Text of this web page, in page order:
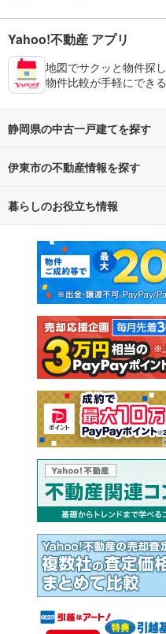
Yahoo!不動産 アプリ
地図でサクッと物件探し
物件比較が手軽にできる
静岡県の中古一戸建てを探す
路線・駅から探す
通勤・通学時間から探す
伊東市の不動産情報を探す
不動産・住宅
新築マンション
新築一戸建て
注文住宅
売却査定
暮らしのお役立ち情報
マンションカタログ